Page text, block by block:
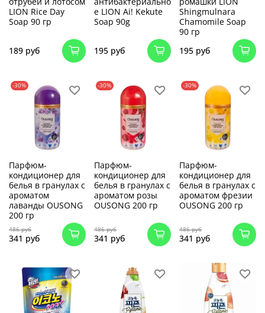
LION Rice Day
Soap 90 гр
189 руб
е LION Ai! Kekute
Soap 90g
195 руб
Shingmulnara
Сhamomile Soap
90 гр
195 руб
-30%
Парфюм-
кондиционер для
белья в гранулах с
ароматом
лаванды OUSONG
200 гр
486 руб
341 руб
-30%
Парфюм-
кондиционер для
белья в гранулах с
ароматом розы
OUSONG 200 гр
486 руб
341 руб
-30%
Парфюм-
кондиционер для
белья в гранулах с
ароматом фрезии
OUSONG 200 гр
486 руб
341 руб